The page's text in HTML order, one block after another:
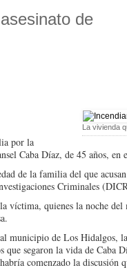
de
La vivienda
por la
Caba Díaz, de 45 años,
de la familia del que
Criminales
quienes la noche del
munici­pio de Los Hidalgos,
segaron la vida de Ca­ba
comenzado la discusión